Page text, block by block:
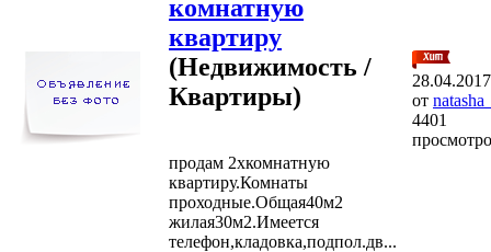
комнатную
квартиру
(Недвижимость /
Квартиры)
продам 2хкомнатную
квартиру.Комнаты
проходные.Общая40м2
жилая30м2.Имеется
телефон,кладовка,подпол.дв...
28.04.2017
от
4401